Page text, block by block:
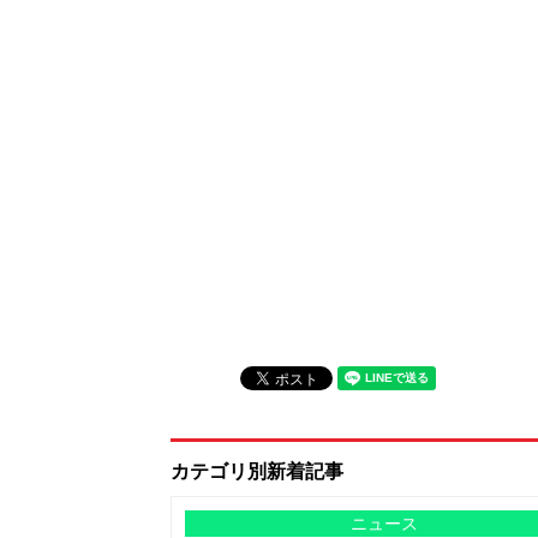
カテゴリ別新着記事
ニュース